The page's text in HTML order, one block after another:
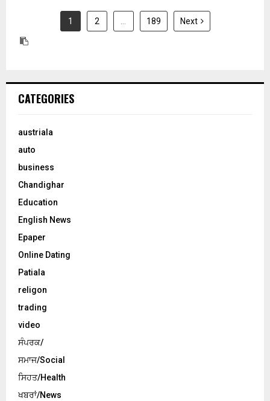
1 2 … 189 Next
CATEGORIES
austriala
auto
business
Chandighar
Education
English News
Epaper
Online Dating
Patiala
religon
trading
video
ਸੰਪਰਕ/
ਸਮਾਜ/Social
ਸਿਹਤ/Health
ਖਬਰਾਂ/News